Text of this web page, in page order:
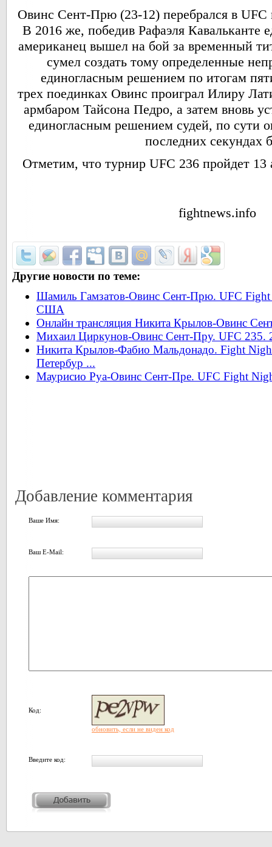
Овинс Сент-Прю (23-12) перебрался в UFC
В 2016 же, победив Рафаэля Кавальканте
американец вышел на бой за временный
сумел создать тому определенные
единогласным решением по итогам
трех поединках Овинс проиграл Илиру
армбаром Тайсона Педро, а затем вновь
единогласным решением судей, по сути
последних секундах
Отметим, что турнир UFC 236 пройдет
fightnews.info
Другие новости по теме:
Шамиль Гамзатов-Овинс Сент-Прю. UFC Fight
США
Онлайн трансляция Никита Крылов-Овинс
Михаил Циркунов-Овинс Сент-Пру. UFC 235.
Никита Крылов-Фабио Мальдонадо. Fight
Петербур ...
Маурисио Руа-Овинс Сент-Пре. UFC Fight
Добавление комментария
Ваше Имя:
Ваш E-Mail:
Код:
обновить, если не виден код
Введите код: